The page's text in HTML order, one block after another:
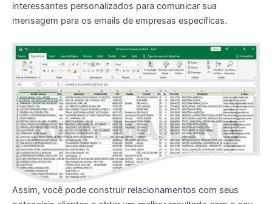
interessantes personalizados para comunicar sua
mensagem para os emails de empresas específicas.
Assim, você pode construir relacionamentos com seus